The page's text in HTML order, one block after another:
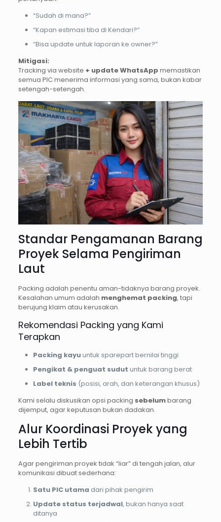
“Sudah di mana?”
“Kapan estimasi tiba di Kendari?”
“Bisa update untuk laporan ke owner?”
Mitigasi:
Tracking via website + update WhatsApp memastikan
semua PIC menerima informasi yang sama, bukan kabar
setengah-setengah.
Standar Pengamanan Barang
Proyek Selama Pengiriman
Laut
Packing adalah penentu aman-tidaknya barang proyek.
Kesalahan umum adalah menghemat packing, tapi
berujung klaim atau kerusakan.
Rekomendasi Packing yang Kami
Terapkan
Packing kayuuntuk sparepart bernilai tinggi
Pengikat & penguat sudut untuk barang berat
Label teknis (posisi, arah, dan keterangan khusus)
Kami selalu diskusikan opsi packing sebelumbarang
dijemput, agar keputusan bukan dadakan.
Alur Koordinasi Proyek yang
Lebih Tertib
Agar pengiriman proyek tidak “liar” di tengah jalan, alur
komunikasi dibuat sederhana:
Satu PIC utama dari pihak pengirim
Update status terjadwal, bukan hanya saat
ditanya